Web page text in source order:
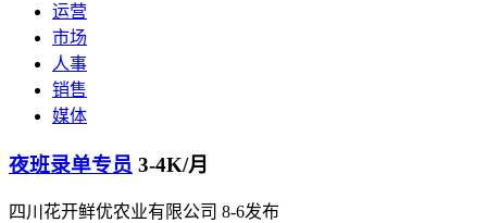
运营
市场
人事
销售
媒体
夜班录单专员 3-4K/月
四川花开鲜优农业有限公司 8-6发布